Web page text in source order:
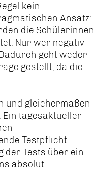
kein
Ansatz:
die Schülerinnen
Nur wer negativ
geht weder
gestellt, da die
und gleichermaßen
Ein tagesaktueller
Testpflicht
der Tests über ein
absolut